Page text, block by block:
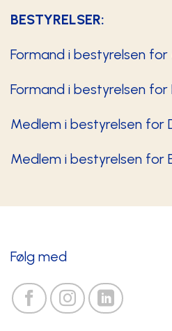
BESTYRELSER:
Formand i bestyrelsen for
Formand i bestyrelsen for
Medlem i bestyrelsen for
Medlem i bestyrelsen for
Følg med